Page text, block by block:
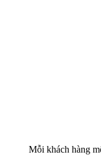
Mỗi khách hàng